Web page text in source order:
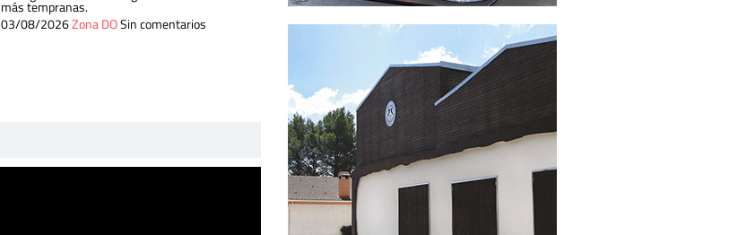
más tempranas.
03/08/2026Zona DOSin comentarios